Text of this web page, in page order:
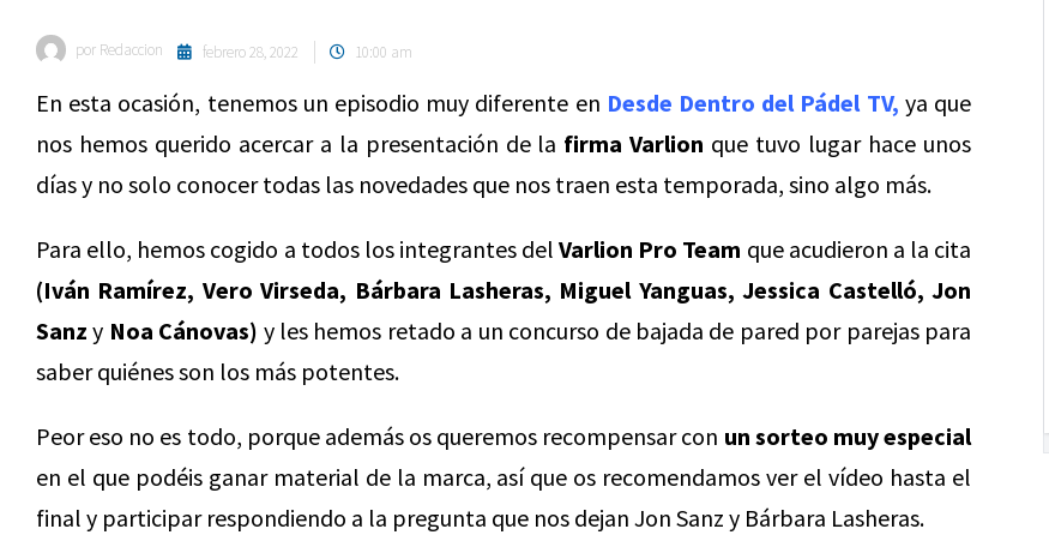
por Redaccion febrero 28, 2022 10:00 am
En esta ocasión, tenemos un episodio muy diferente en Desde Dentro del Pádel TV, ya que
nos hemos querido acercar a la presentación de la firma Varlion que tuvo lugar hace unos
días y no solo conocer todas las novedades que nos traen esta temporada, sino algo más.
Para ello, hemos cogido a todos los integrantes delVarlion Pro Team que acudieron a la cita
(Iván Ramírez, Vero Virseda, Bárbara Lasheras, Miguel Yanguas, Jessica Castelló, Jon
Sanz y Noa Cánovas) y les hemos retado a un concurso de bajada de pared por parejas para
saber quiénes son los más potentes.
Peor eso no es todo, porque además os queremos recompensar con un sorteo muy especial
en el que podéis ganar material de la marca, así que os recomendamos ver el vídeo hasta el
final y participar respondiendo a la pregunta que nos dejan Jon Sanz y Bárbara Lasheras.